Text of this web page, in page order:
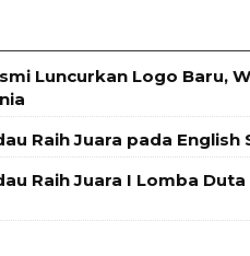
Luncurkan Logo Baru,
Raih Juara pada
Raih Juara I Lomba